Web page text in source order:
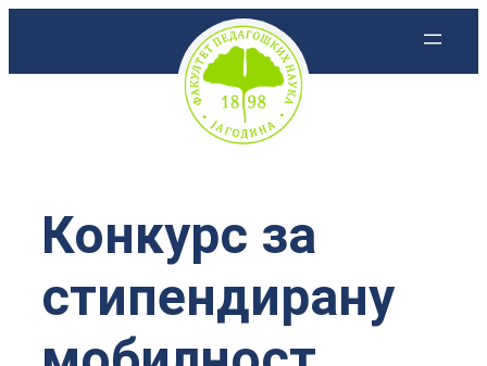
Конкурс за
стипендирану